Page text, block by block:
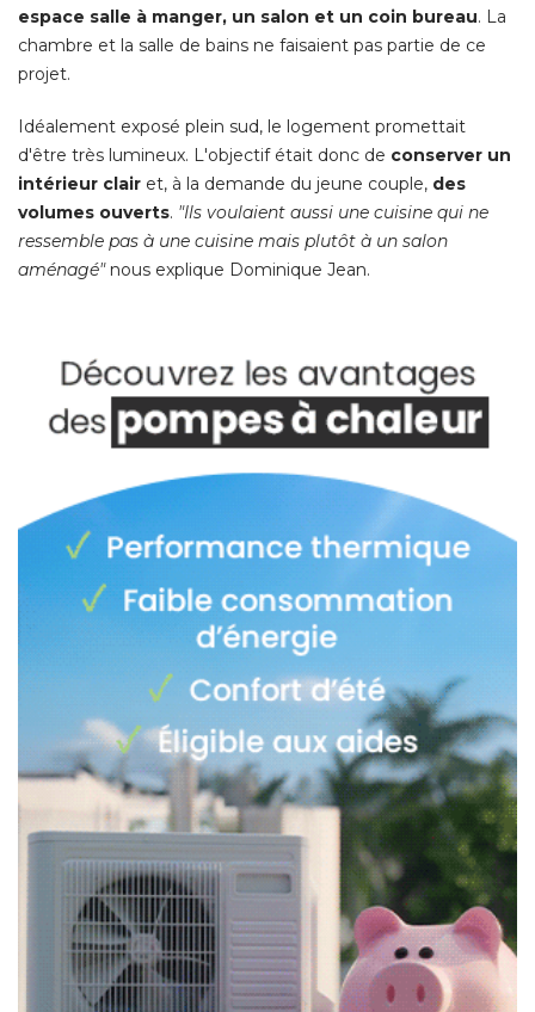
espace salle à manger, un salon et un coin bureau. La
chambre et la salle de bains ne faisaient pas partie de ce
projet.
Idéalement exposé plein sud, le logement promettait
d'être très lumineux. L'objectif était donc de conserver un
intérieur clair et, à la demande du jeune couple, des
volumes ouverts. "Ils voulaient aussi une cuisine qui ne
ressemble pas à une cuisine mais plutôt à un salon
aménagé" nous explique Dominique Jean.